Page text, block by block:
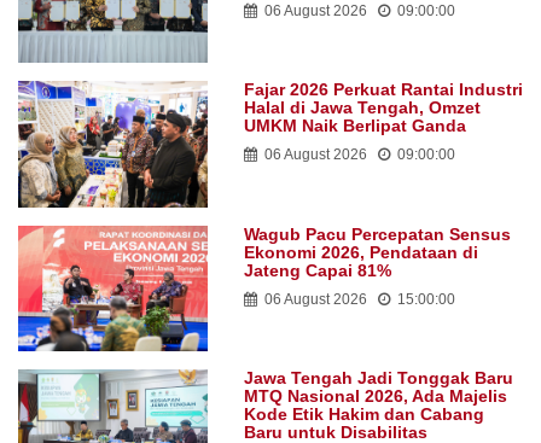
06 August 2026 09:00:00
Fajar 2026 Perkuat Rantai Industri
Halal di Jawa Tengah, Omzet
UMKM Naik Berlipat Ganda
06 August 2026 09:00:00
Wagub Pacu Percepatan Sensus
Ekonomi 2026, Pendataan di
Jateng Capai 81%
06 August 2026 15:00:00
Jawa Tengah Jadi Tonggak Baru
MTQ Nasional 2026, Ada Majelis
Kode Etik Hakim dan Cabang
Baru untuk Disabilitas